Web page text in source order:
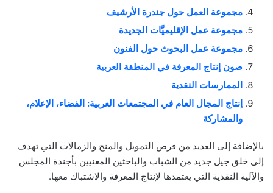
مجموعة العمل حول جندرة الأرشيف
مجموعة عمل الإقليميَّات الجديدة
مجموعة عمل البحوث حول الفنون
صون إنتاج المعرفة في المنطقة العربية
الممارسات النقدية
إنتاج المجال العام في المجتمعات العربية: الفضاء، الإعلام،
والمشاركة
بالإضافة إلى العديد من فرص التمويل والمنح والزمالات التي تهدف
إلى خلق جيل جديد من الشباب والباحثين المعنيين بأجندة المجلس
والآلية النقدية التي يعتمدها لإنتاج المعرفة والاشتباك معها.